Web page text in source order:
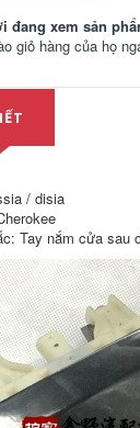
đang xem sản
giỏ hàng của họ
/ disia
Tay nắm cửa sau